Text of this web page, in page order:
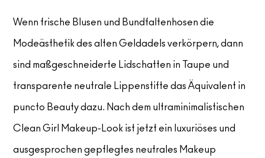
Wenn frische Blusen und Bundfaltenhosen die
Modeästhetik des alten Geldadels verkörpern, dann
sind maßgeschneiderte Lidschatten in Taupe und
transparente neutrale Lippenstifte das Äquivalent in
puncto Beauty dazu. Nach dem ultraminimalistischen
Clean Girl Makeup-Look ist jetzt ein luxuriöses und
ausgesprochen gepflegtes neutrales Makeup